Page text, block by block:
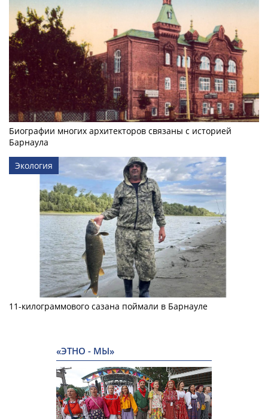
Биографии многих архитекторов связаны с историей
Барнаула
Экология
11-килограммового сазана поймали в Барнауле
«ЭТНО - МЫ»